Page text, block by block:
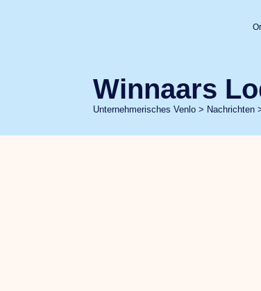
Winnaars
Unternehmerisches Venlo > Nachrichten